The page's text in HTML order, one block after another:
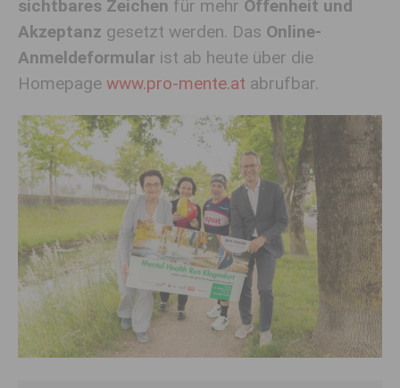
sichtbares Zeichen für mehr Offenheit und
Akzeptanz gesetzt werden. Das Online-
Anmeldeformular ist ab heute über die
Homepage www.pro-mente.at abrufbar.